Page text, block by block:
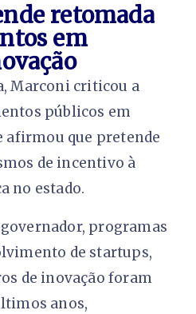
retomada
em
Marconi criticou a
públicos em
afirmou que pretende
de incentivo à
no estado.
programas
de startups,
de inovação foram
anos,